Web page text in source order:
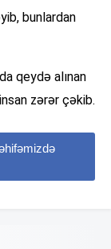
bunlardan
qeydə alınan
zərər çəkib.